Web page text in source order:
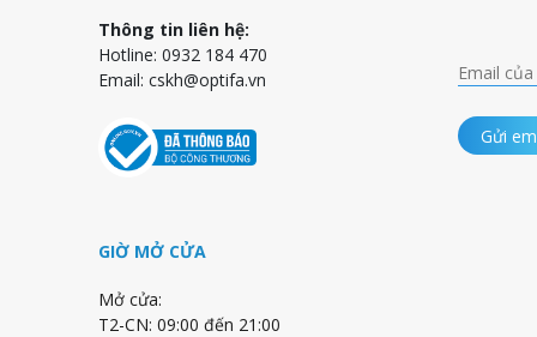
Thông tin liên hệ:
Hotline: 0932 184 470
Email: cskh@optifa.vn
Gửi
GIỜ MỞ CỬA
Mở cửa:
T2-CN: 09:00 đến 21:00